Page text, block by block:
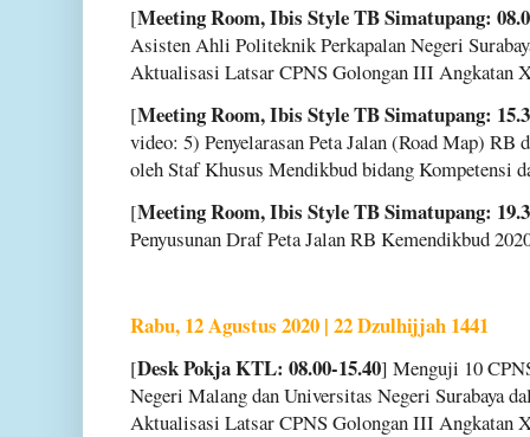
[Meeting Room, Ibis Style TB Simatupang:
Asisten Ahli Politeknik Perkapalan Negeri
Aktualisasi Latsar CPNS Golongan III Angkatan
[Meeting Room, Ibis Style TB Simatupang:
video: 5) Penyelarasan Peta Jalan (Road Map) RB
oleh Staf Khusus Mendikbud bidang Kompetensi
[Meeting Room, Ibis Style TB Simatupang:
Penyusunan Draf Peta Jalan RB Kemendikbud
Rabu, 12 Agustus 2020 | 22 Dzulhijjah 1441
[Desk Pokja KTL: 08.00-15.40] Menguji 10
Negeri Malang dan Universitas Negeri Surabaya
Aktualisasi Latsar CPNS Golongan III Angkatan